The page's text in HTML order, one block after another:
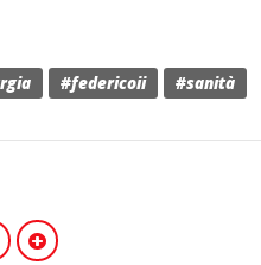
#federicoii #sanità